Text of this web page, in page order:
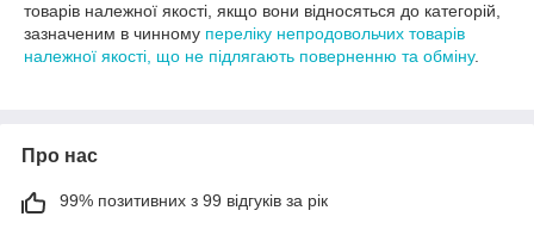
товарів належної якості, якщо вони відносяться до категорій,
зазначеним в чинному переліку непродовольчих товарів
належної якості, що не підлягають поверненню та обміну.
Про нас
99% позитивних з 99 відгуків за рік